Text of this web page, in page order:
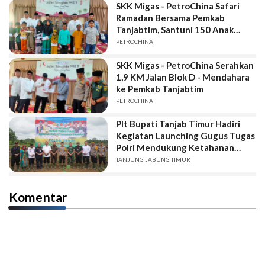
SKK Migas - PetroChina Safari
Ramadan Bersama Pemkab
Tanjabtim, Santuni 150 Anak
Yatim dan Dhuafa
PETROCHINA
SKK Migas - PetroChina Serahkan
1,9 KM Jalan Blok D - Mendahara
ke Pemkab Tanjabtim
PETROCHINA
Plt Bupati Tanjab Timur Hadiri
Kegiatan Launching Gugus Tugas
Polri Mendukung Ketahanan
Pangan.
TANJUNG JABUNG TIMUR
Komentar